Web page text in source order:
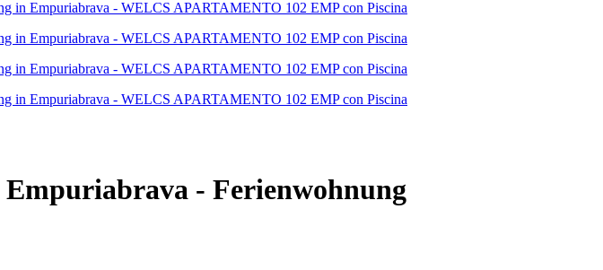
Empuriabrava - Ferienwohnung